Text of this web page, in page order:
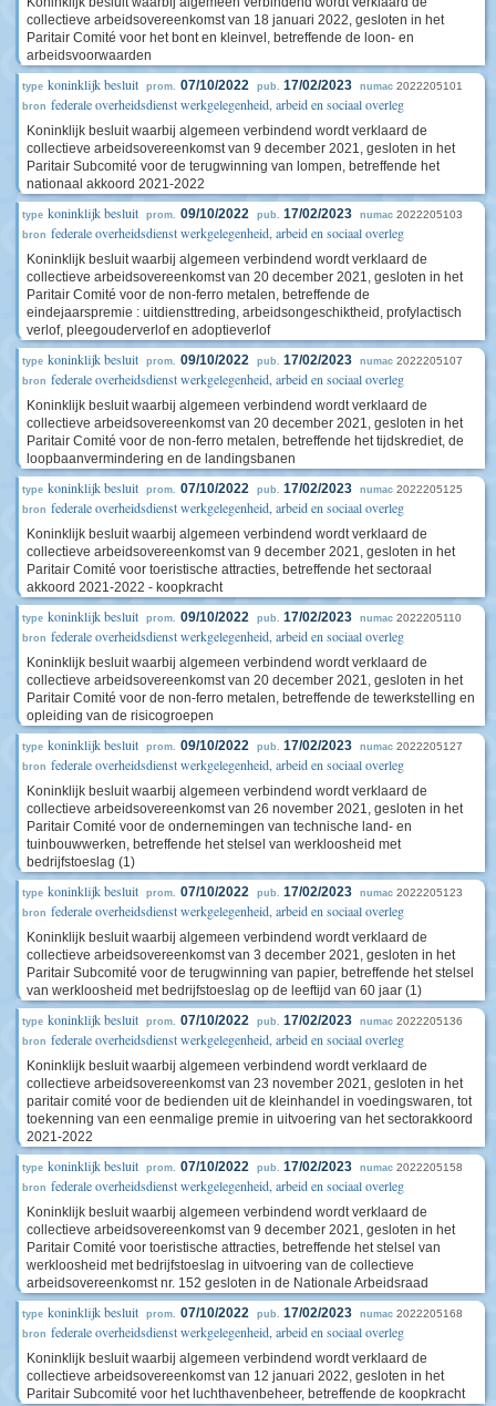
collectieve arbeidsovereenkomst van 18 januari 2022, gesloten in het
Paritair Comité voor het bont en kleinvel, betreffende de loon- en
arbeidsvoorwaarden
type koninklijk besluit prom. 07/10/2022 pub. 17/02/2023 numac 2022205101
bron federale overheidsdienst werkgelegenheid, arbeid en sociaal overleg
Koninklijk besluit waarbij algemeen verbindend wordt verklaard de
collectieve arbeidsovereenkomst van 9 december 2021, gesloten in het
Paritair Subcomité voor de terugwinning van lompen, betreffende het
nationaal akkoord 2021-2022
type koninklijk besluit prom. 09/10/2022 pub. 17/02/2023 numac 2022205103
bron federale overheidsdienst werkgelegenheid, arbeid en sociaal overleg
Koninklijk besluit waarbij algemeen verbindend wordt verklaard de
collectieve arbeidsovereenkomst van 20 december 2021, gesloten in het
Paritair Comité voor de non-ferro metalen, betreffende de
eindejaarspremie : uitdiensttreding, arbeidsongeschiktheid, profylactisch
verlof, pleegouderverlof en adoptieverlof
type koninklijk besluit prom. 09/10/2022 pub. 17/02/2023 numac 2022205107
bron federale overheidsdienst werkgelegenheid, arbeid en sociaal overleg
Koninklijk besluit waarbij algemeen verbindend wordt verklaard de
collectieve arbeidsovereenkomst van 20 december 2021, gesloten in het
Paritair Comité voor de non-ferro metalen, betreffende het tijdskrediet, de
loopbaanvermindering en de landingsbanen
type koninklijk besluit prom. 07/10/2022 pub. 17/02/2023 numac 2022205125
bron federale overheidsdienst werkgelegenheid, arbeid en sociaal overleg
Koninklijk besluit waarbij algemeen verbindend wordt verklaard de
collectieve arbeidsovereenkomst van 9 december 2021, gesloten in het
Paritair Comité voor toeristische attracties, betreffende het sectoraal
akkoord 2021-2022 - koopkracht
type koninklijk besluit prom. 09/10/2022 pub. 17/02/2023 numac 2022205110
bron federale overheidsdienst werkgelegenheid, arbeid en sociaal overleg
Koninklijk besluit waarbij algemeen verbindend wordt verklaard de
collectieve arbeidsovereenkomst van 20 december 2021, gesloten in het
Paritair Comité voor de non-ferro metalen, betreffende de tewerkstelling en
opleiding van de risicogroepen
type koninklijk besluit prom. 09/10/2022 pub. 17/02/2023 numac 2022205127
bron federale overheidsdienst werkgelegenheid, arbeid en sociaal overleg
Koninklijk besluit waarbij algemeen verbindend wordt verklaard de
collectieve arbeidsovereenkomst van 26 november 2021, gesloten in het
Paritair Comité voor de ondernemingen van technische land- en
tuinbouwwerken, betreffende het stelsel van werkloosheid met
bedrijfstoeslag (1)
type koninklijk besluit prom. 07/10/2022 pub. 17/02/2023 numac 2022205123
bron federale overheidsdienst werkgelegenheid, arbeid en sociaal overleg
Koninklijk besluit waarbij algemeen verbindend wordt verklaard de
collectieve arbeidsovereenkomst van 3 december 2021, gesloten in het
Paritair Subcomité voor de terugwinning van papier, betreffende het stelsel
van werkloosheid met bedrijfstoeslag op de leeftijd van 60 jaar (1)
type koninklijk besluit prom. 07/10/2022 pub. 17/02/2023 numac 2022205136
bron federale overheidsdienst werkgelegenheid, arbeid en sociaal overleg
Koninklijk besluit waarbij algemeen verbindend wordt verklaard de
collectieve arbeidsovereenkomst van 23 november 2021, gesloten in het
paritair comité voor de bedienden uit de kleinhandel in voedingswaren, tot
toekenning van een eenmalige premie in uitvoering van het sectorakkoord
2021-2022
type koninklijk besluit prom. 07/10/2022 pub. 17/02/2023 numac 2022205158
bron federale overheidsdienst werkgelegenheid, arbeid en sociaal overleg
Koninklijk besluit waarbij algemeen verbindend wordt verklaard de
collectieve arbeidsovereenkomst van 9 december 2021, gesloten in het
Paritair Comité voor toeristische attracties, betreffende het stelsel van
werkloosheid met bedrijfstoeslag in uitvoering van de collectieve
arbeidsovereenkomst nr. 152 gesloten in de Nationale Arbeidsraad
type koninklijk besluit prom. 07/10/2022 pub. 17/02/2023 numac 2022205168
bron federale overheidsdienst werkgelegenheid, arbeid en sociaal overleg
Koninklijk besluit waarbij algemeen verbindend wordt verklaard de
collectieve arbeidsovereenkomst van 12 januari 2022, gesloten in het
Paritair Subcomité voor het luchthavenbeheer, betreffende de koopkracht